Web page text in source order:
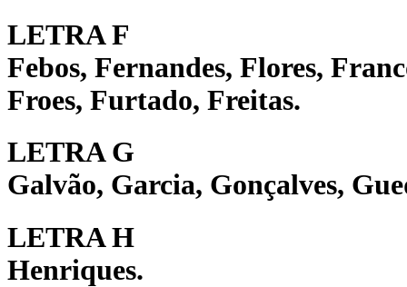
LETRA F
Febos, Fernandes, Flores,
Froes, Furtado, Freitas.
LETRA G
Galvão, Garcia, Gonçalves,
LETRA H
Henriques.